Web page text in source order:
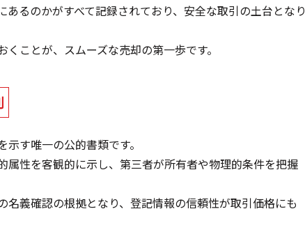
るのかがすべて記録されており、安全な取引の土台となり
ことが、スムーズな売却の第一歩です。
す唯一の公的書類です。
属性を客観的に示し、第三者が所有者や物理的条件を把握
名義確認の根拠となり、登記情報の信頼性が取引価格にも